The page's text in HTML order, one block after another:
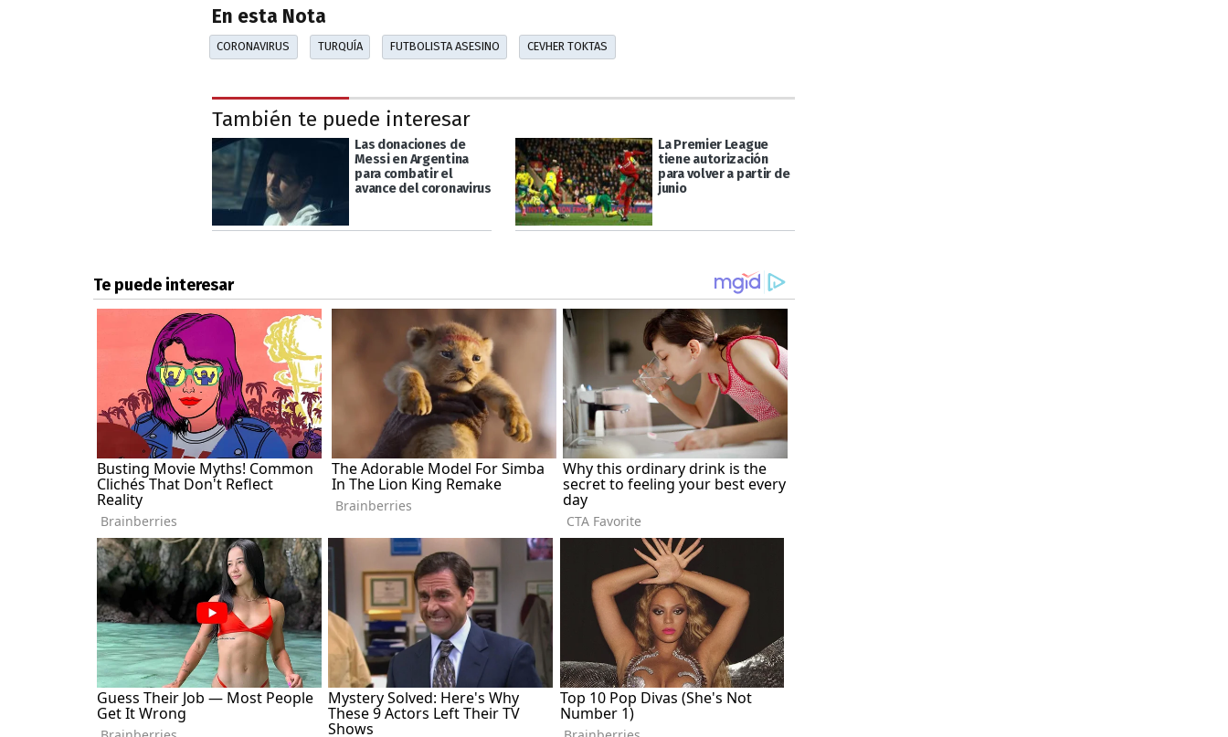
En esta Nota
CORONAVIRUS TURQUÍA FUTBOLISTA ASESINO CEVHER TOKTAS
También te puede interesar
Las donaciones de
Messi en Argentina
para combatir el
avance del coronavirus
La Premier League
tiene autorización
para volver a partir de
junio